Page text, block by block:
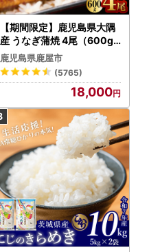
【期間限定】鹿児島県大隅
産 うなぎ蒲焼 4尾（600g
） KN007-004-04-cp18
うなぎ 鰻 魚 惣菜 総菜
鹿児島県鹿屋市
(5765)
18,000